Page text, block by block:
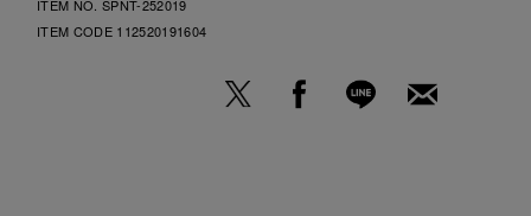
ITEM NO. SPNT-252019
ITEM CODE 112520191604